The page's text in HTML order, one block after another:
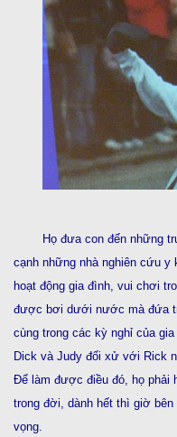
Họ đưa con đến những
cạnh những nhà nghiên cứu y
hoạt động gia đình, vui chơi
được bơi dưới nước mà đứa
cùng trong các kỳ nghỉ của
Dick và Judy đối xử với Rick
Để làm được điều đó, họ phải
trong đời, dành hết thì giờ
vọng.